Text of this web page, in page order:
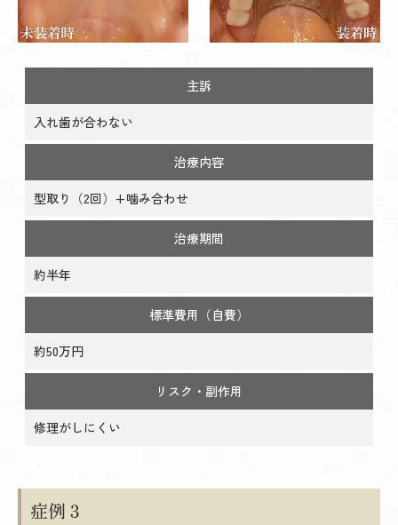
主訴
入れ歯が合わない
治療内容
型取り（2回）+噛み合わせ
治療期間
約半年
標準費用（自費）
約50万円
リスク・副作用
修理がしにくい
症例３